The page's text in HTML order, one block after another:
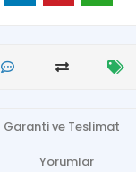
Garanti ve Teslimat
Yorumlar